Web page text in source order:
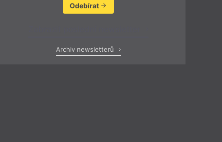
Odebírat
Archiv newsletterů